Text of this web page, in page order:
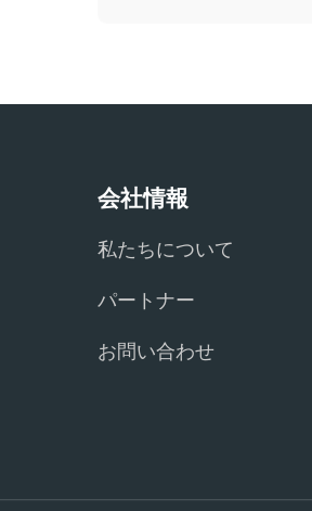
会社情報
私たちについて
パートナー
お問い合わせ